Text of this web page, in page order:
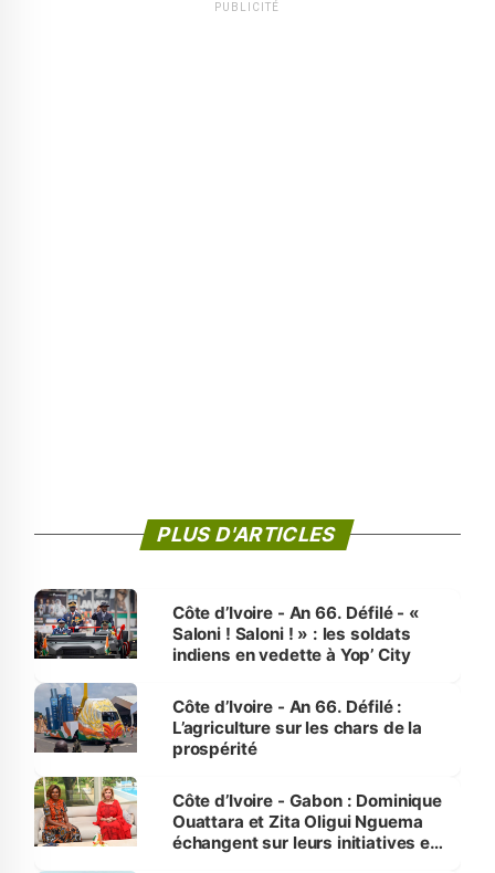
PUBLICITÉ
PLUS D'ARTICLES
Côte d’Ivoire - An 66. Défilé - «
Saloni ! Saloni ! » : les soldats
indiens en vedette à Yop’ City
Côte d’Ivoire - An 66. Défilé :
L’agriculture sur les chars de la
prospérité
Côte d’Ivoire - Gabon : Dominique
Ouattara et Zita Oligui Nguema
échangent sur leurs initiatives en